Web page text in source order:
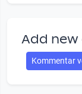
Add
Kommentar